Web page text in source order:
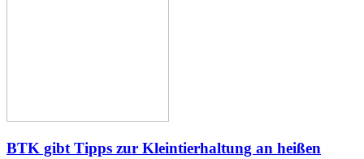
BTK gibt Tipps zur Kleintierhaltung an heißen